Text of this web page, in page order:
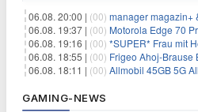
06.08. 20:00 | (00) manager magazin+ & Harvard
06.08. 19:37 | (00) Motorola Edge 70 Pro 256GB + 50GB 5G
06.08. 19:16 | (00) *SUPER* Frau mit Herz
06.08. 18:55 | (00) Frigeo Ahoj-Brause
06.08. 18:11 | (00) Allmobil 45GB 5G Allnet-Flat im
GAMING-NEWS